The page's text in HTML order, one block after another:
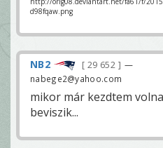
d98fqaw.png
NB2 29 652
—
nabege2@yahoo.com
mikor már kezdtem
beviszik...